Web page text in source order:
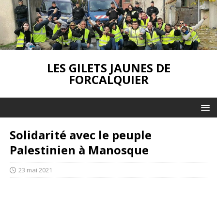
LES GILETS JAUNES DE
FORCALQUIER
Solidarité avec le peuple
Palestinien à Manosque
23 mai 2021